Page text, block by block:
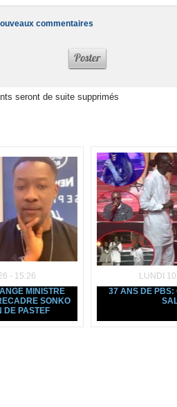
commentaires
seront de suite supprimés
- 15:26
MINISTRE
SONKO
DE PASTEF
LUNDI
37 ANS DE PBS: